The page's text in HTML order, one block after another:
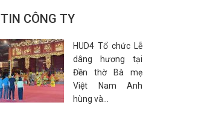
TIN CÔNG TY
HUD4 Tổ chức Lễ
dâng hương tại
Đền thờ Bà mẹ
Việt Nam Anh
hùng và...